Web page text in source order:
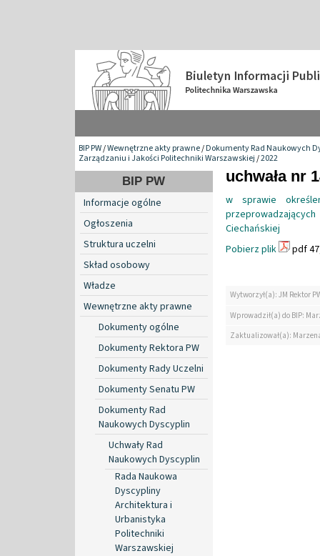
BIP PW/Wewnętrzne akty prawne/Dokumenty Rad Naukowych
Zarządzaniu i Jakości Politechniki Warszawskiej/2022
BIP PW
Informacje ogólne
Ogłoszenia
Struktura uczelni
Skład osobowy
Władze
Wewnętrzne akty prawne
Dokumenty ogólne
Dokumenty Rektora PW
Dokumenty Rady Uczelni
Dokumenty Senatu PW
Dokumenty Rad
Naukowych Dyscyplin
Uchwały Rad
Naukowych Dyscyplin
Rada Naukowa
Dyscypliny
Architektura i
Urbanistyka
Politechniki
Warszawskiej
uchwała nr
w sprawie
Ciechańskiej
Pobierz plik
pdf
Wytworzył(a): JM Rektor
Wprowadził(a) do BIP:
Zaktualizował(a):